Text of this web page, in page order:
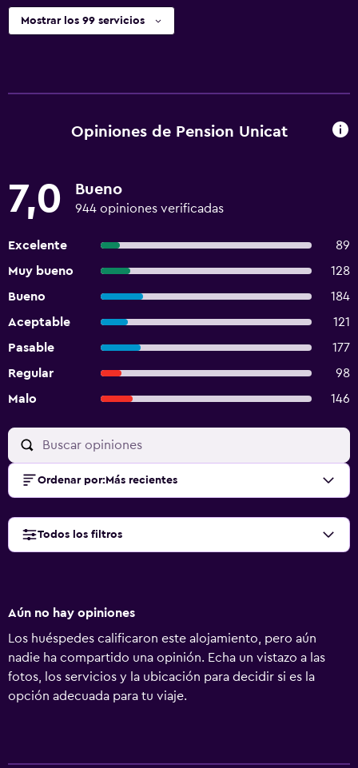
Mostrar los 99 servicios
Opiniones de Pension Unicat
7,0 Bueno
944 opiniones verificadas
Excelente
89
Muy bueno
128
Bueno
184
Aceptable
121
Pasable
177
Regular
98
Malo
146
Ordenar por: Más recientes
Todos los filtros
Aún no hay opiniones
Los huéspedes calificaron este alojamiento, pero aún
nadie ha compartido una opinión. Echa un vistazo a las
fotos, los servicios y la ubicación para decidir si es la
opción adecuada para tu viaje.